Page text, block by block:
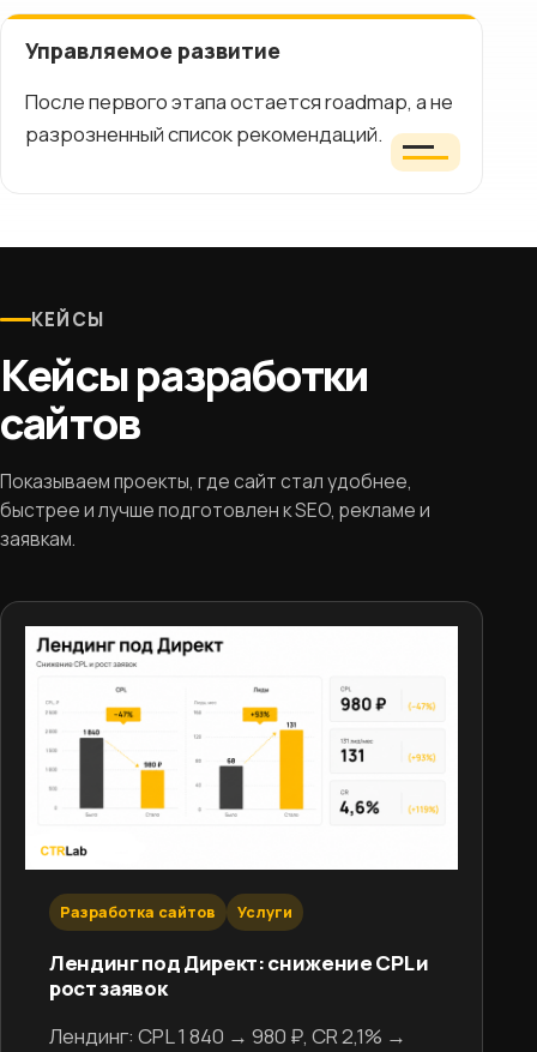
Управляемое развитие
После первого этапа остается roadmap, а не
разрозненный список рекомендаций.
КЕЙСЫ
Кейсы разработки
сайтов
Показываем проекты, где сайт стал удобнее,
быстрее и лучше подготовлен к SEO, рекламе и
заявкам.
Разработка сайтов Услуги
Лендинг под Директ: снижение CPL и
рост заявок
Лендинг: CPL 1 840 → 980 ₽, CR 2,1% →